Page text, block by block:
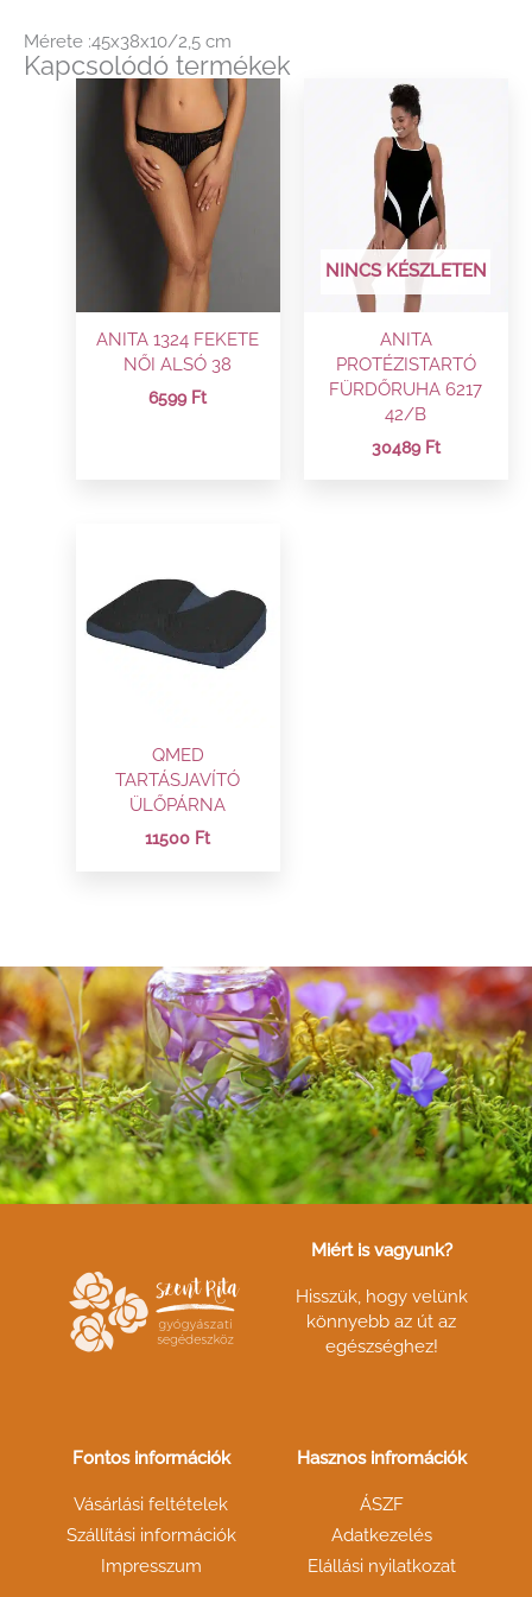
Mérete :45x38x10/2,5 cm
Kapcsolódó termékek
ANITA 1324 FEKETE
NŐI ALSÓ 38
6599 Ft
NINCS KÉSZLETEN
ANITA
PROTÉZISTARTÓ
FÜRDŐRUHA 6217
42/B
30489 Ft
QMED
TARTÁSJAVÍTÓ
ÜLŐPÁRNA
11500 Ft
Miért is vagyunk?
Hisszük, hogy velünk
könnyebb az út az
egészséghez!
Fontos információk
Vásárlási feltételek
Szállítási információk
Impresszum
Hasznos infromációk
ÁSZF
Adatkezelés
Elállási nyilatkozat